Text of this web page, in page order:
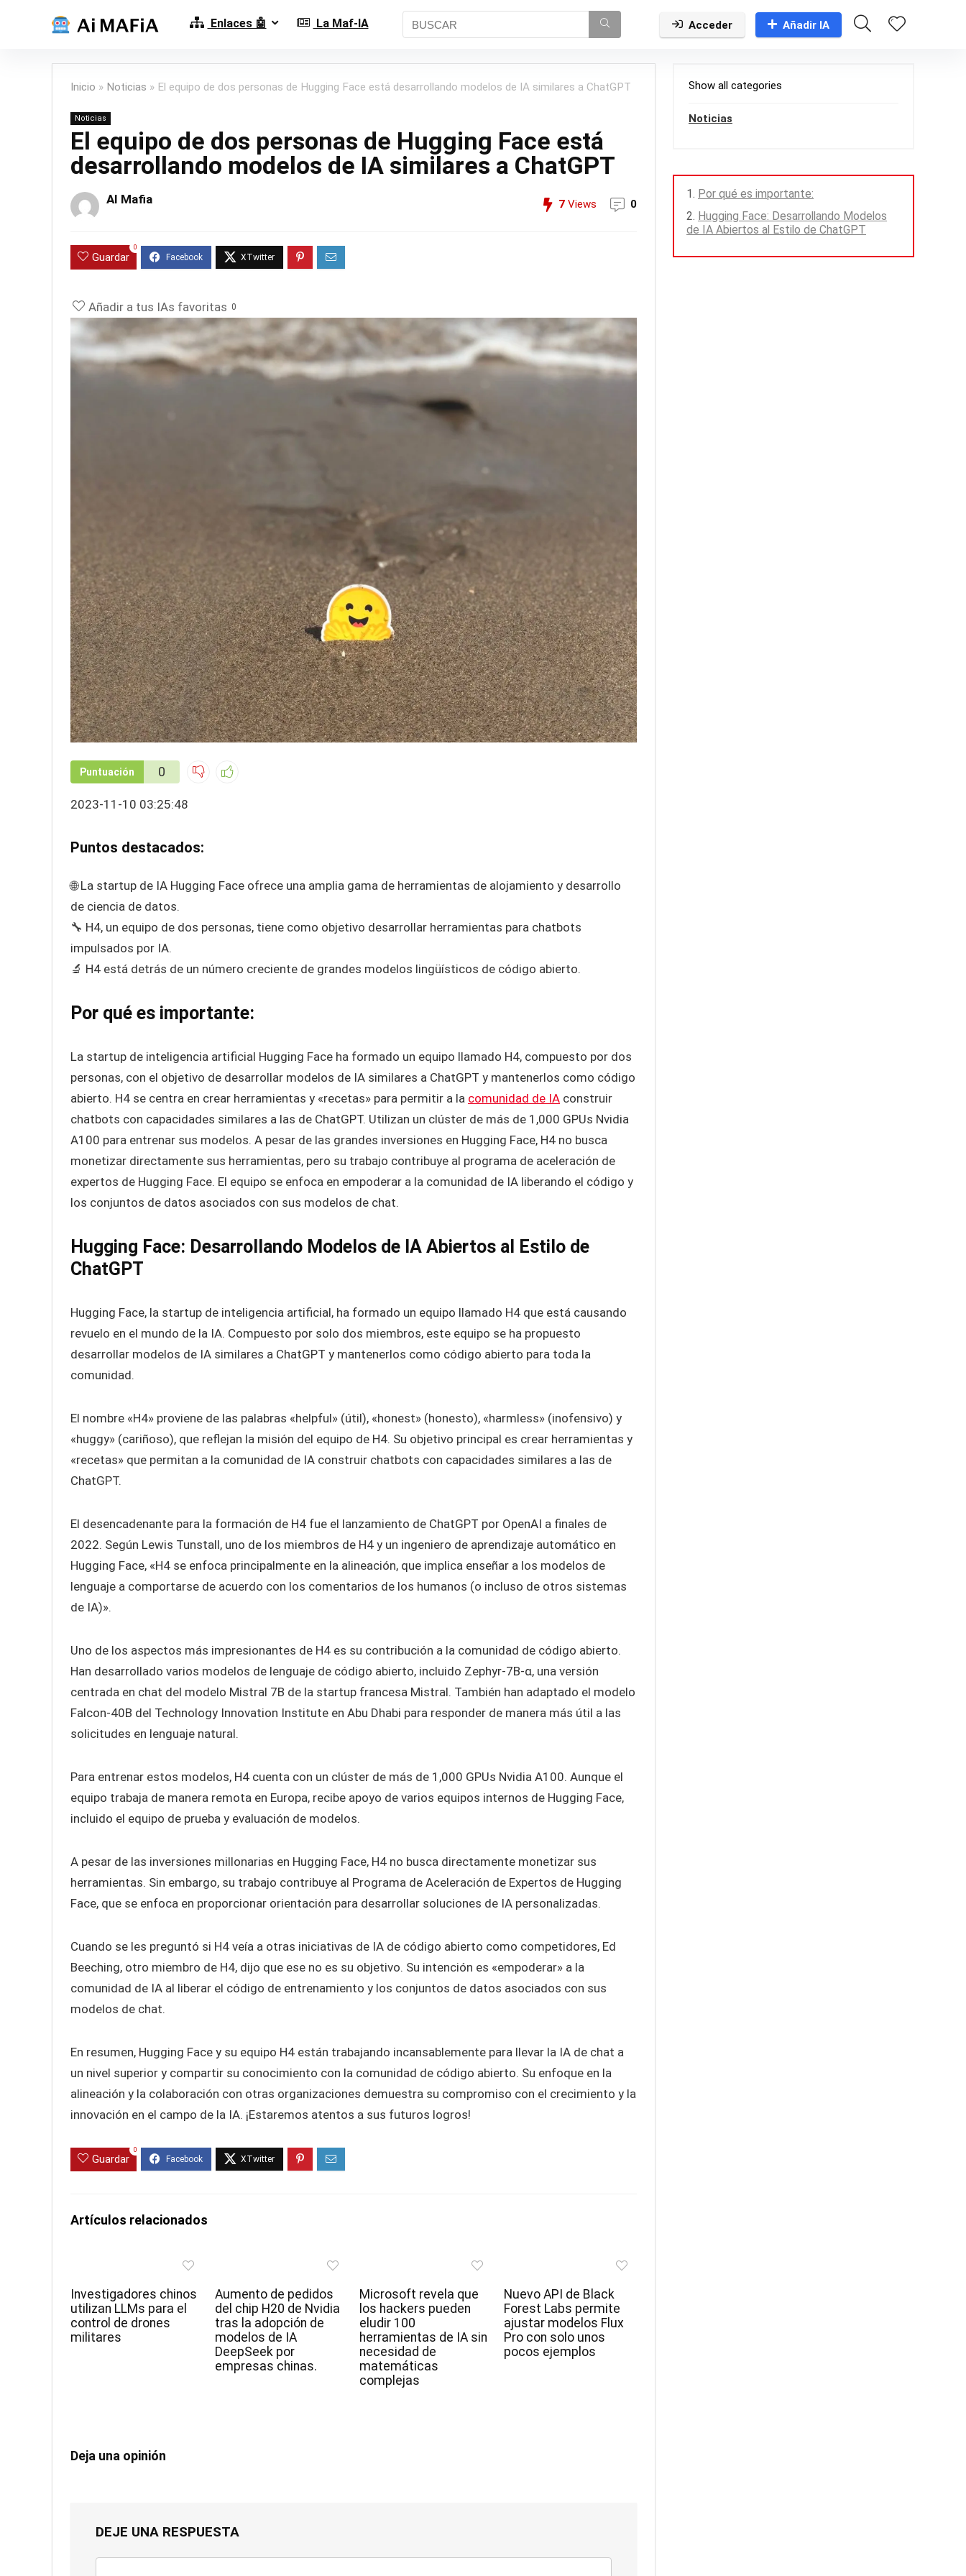
Enlaces 🤖 La Maf-IA Acceder Añadir IA
Inicio » Noticias » El equipo de dos personas de Hugging Face está desarrollando modelos de IA similares a ChatGPT
Noticias
El equipo de dos personas de Hugging Face está
desarrollando modelos de IA similares a ChatGPT
AI Mafia 7 Views 0
Guardar
0
Añadir a tus IAs favoritas 0
Puntuación 0
2023-11-10 03:25:48
Puntos destacados:
🌐 La startup de IA Hugging Face ofrece una amplia gama de herramientas de alojamiento y desarrollo
de ciencia de datos.
🔧 H4, un equipo de dos personas, tiene como objetivo desarrollar herramientas para chatbots
impulsados por IA.
🔬 H4 está detrás de un número creciente de grandes modelos lingüísticos de código abierto.
Por qué es importante:
La startup de inteligencia artificial Hugging Face ha formado un equipo llamado H4, compuesto por dos
personas, con el objetivo de desarrollar modelos de IA similares a ChatGPT y mantenerlos como código
abierto. H4 se centra en crear herramientas y «recetas» para permitir a la comunidad de IA construir
chatbots con capacidades similares a las de ChatGPT. Utilizan un clúster de más de 1,000 GPUs Nvidia
A100 para entrenar sus modelos. A pesar de las grandes inversiones en Hugging Face, H4 no busca
monetizar directamente sus herramientas, pero su trabajo contribuye al programa de aceleración de
expertos de Hugging Face. El equipo se enfoca en empoderar a la comunidad de IA liberando el código y
los conjuntos de datos asociados con sus modelos de chat.
Hugging Face: Desarrollando Modelos de IA Abiertos al Estilo de
ChatGPT
Hugging Face, la startup de inteligencia artificial, ha formado un equipo llamado H4 que está causando
revuelo en el mundo de la IA. Compuesto por solo dos miembros, este equipo se ha propuesto
desarrollar modelos de IA similares a ChatGPT y mantenerlos como código abierto para toda la
comunidad.
El nombre «H4» proviene de las palabras «helpful» (útil), «honest» (honesto), «harmless» (inofensivo) y
«huggy» (cariñoso), que reflejan la misión del equipo de H4. Su objetivo principal es crear herramientas y
«recetas» que permitan a la comunidad de IA construir chatbots con capacidades similares a las de
ChatGPT.
El desencadenante para la formación de H4 fue el lanzamiento de ChatGPT por OpenAI a finales de
2022. Según Lewis Tunstall, uno de los miembros de H4 y un ingeniero de aprendizaje automático en
Hugging Face, «H4 se enfoca principalmente en la alineación, que implica enseñar a los modelos de
lenguaje a comportarse de acuerdo con los comentarios de los humanos (o incluso de otros sistemas
de IA)».
Uno de los aspectos más impresionantes de H4 es su contribución a la comunidad de código abierto.
Han desarrollado varios modelos de lenguaje de código abierto, incluido Zephyr-7B-α, una versión
centrada en chat del modelo Mistral 7B de la startup francesa Mistral. También han adaptado el modelo
Falcon-40B del Technology Innovation Institute en Abu Dhabi para responder de manera más útil a las
solicitudes en lenguaje natural.
Para entrenar estos modelos, H4 cuenta con un clúster de más de 1,000 GPUs Nvidia A100. Aunque el
equipo trabaja de manera remota en Europa, recibe apoyo de varios equipos internos de Hugging Face,
incluido el equipo de prueba y evaluación de modelos.
A pesar de las inversiones millonarias en Hugging Face, H4 no busca directamente monetizar sus
herramientas. Sin embargo, su trabajo contribuye al Programa de Aceleración de Expertos de Hugging
Face, que se enfoca en proporcionar orientación para desarrollar soluciones de IA personalizadas.
Cuando se les preguntó si H4 veía a otras iniciativas de IA de código abierto como competidores, Ed
Beeching, otro miembro de H4, dijo que ese no es su objetivo. Su intención es «empoderar» a la
comunidad de IA al liberar el código de entrenamiento y los conjuntos de datos asociados con sus
modelos de chat.
En resumen, Hugging Face y su equipo H4 están trabajando incansablemente para llevar la IA de chat a
un nivel superior y compartir su conocimiento con la comunidad de código abierto. Su enfoque en la
alineación y la colaboración con otras organizaciones demuestra su compromiso con el crecimiento y la
innovación en el campo de la IA. ¡Estaremos atentos a sus futuros logros!
Guardar
0
Artículos relacionados
Investigadores chinos
utilizan LLMs para el
control de drones
militares
Aumento de pedidos
del chip H20 de Nvidia
tras la adopción de
modelos de IA
DeepSeek por
empresas chinas.
Microsoft revela que
los hackers pueden
eludir 100
herramientas de IA sin
necesidad de
matemáticas
complejas
Nuevo API de Black
Forest Labs permite
ajustar modelos Flux
Pro con solo unos
pocos ejemplos
Deja una opinión
DEJE UNA RESPUESTA
Show all categories
Noticias
Por qué es importante:
Hugging Face: Desarrollando Modelos
de IA Abiertos al Estilo de ChatGPT